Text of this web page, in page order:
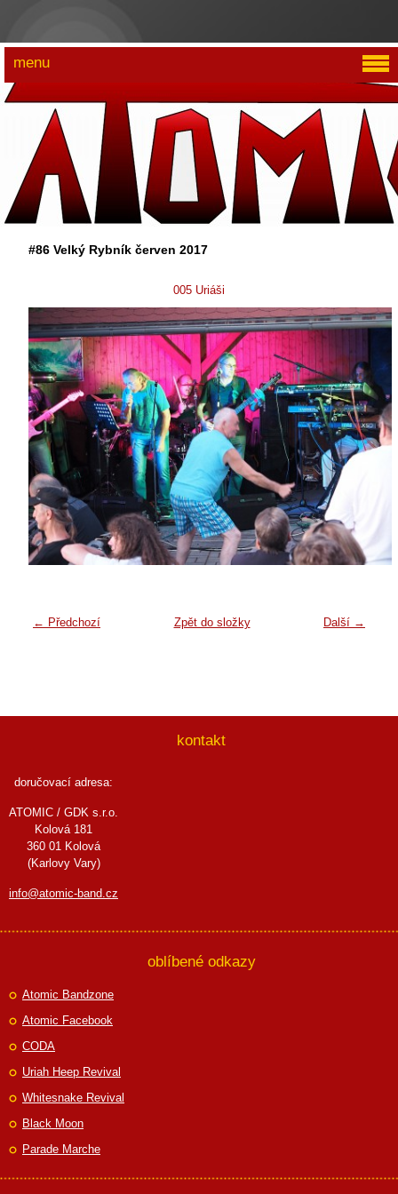
#86 Velký Rybník červen 2017
005 Uriáši
← Předchozí Další →
Zpět do složky
menu
kontakt
doručovací adresa:
ATOMIC / GDK s.r.o.
Kolová 181
360 01 Kolová
(Karlovy Vary)
info@atomic-band.cz
oblíbené odkazy
Atomic Bandzone
Atomic Facebook
CODA
Uriah Heep Revival
Whitesnake Revival
Black Moon
Parade Marche